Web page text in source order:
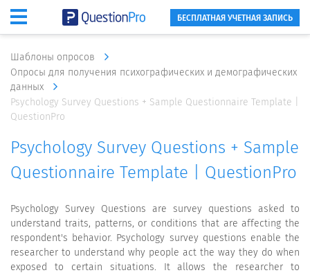
БЕСПЛАТНАЯ УЧЕТНАЯ ЗАПИСЬ
Шаблоны опросов
Опросы для получения психографических и демографических
данных
Psychology Survey Questions + Sample Questionnaire Template |
QuestionPro
Psychology Survey Questions + Sample
Questionnaire Template | QuestionPro
Psychology Survey Questions are survey questions asked to
understand traits, patterns, or conditions that are affecting the
respondent's behavior. Psychology survey questions enable the
researcher to understand why people act the way they do when
exposed to certain situations. It allows the researcher to